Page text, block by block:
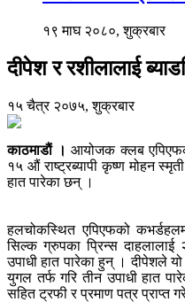
१९ माघ २०८०, शुक्रबार
दीपेश र रशीलालाई
१५ चैत्र २०७५, शुक्रबार
काठमाडाैं । आयोजक क्लब
१५ औं राष्ट्रब्यापी कृष्ण मोहन
हात पारेका छन् ।
हलचोकस्थित एपिएफको
सिल्क ग्रुपका प्रिन्स
उपाधी हात पारेका हुन् । दीपेशले
युगल तर्फ गरि तीन उपाधी हात
सहित ट्रफी र प्रमाण पत्र प्राप्त